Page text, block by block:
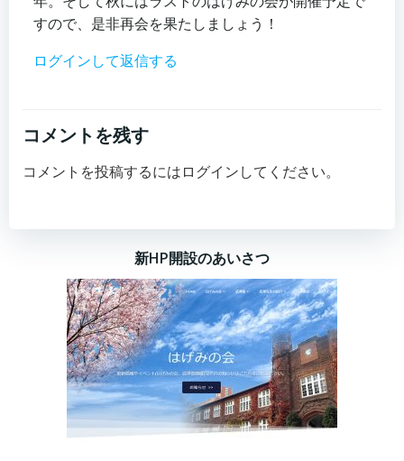
すので、是非再会を果たしましょう！
ログインして返信する
コメントを残す
コメントを投稿するにはログインしてください。
新HP開設のあいさつ